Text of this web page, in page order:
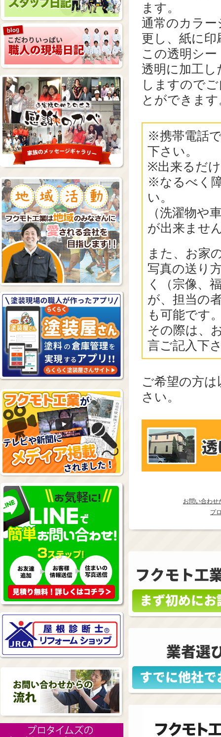
ます。
通常のカラ
更し、紙に
この透明シ
透明に加工
しますので
とができます
※携帯電話
下さい。
※出来るだ
※なるべく
い。
（洗濯物や
が出来ませ
また、お家
写真の送り
く（宗像、
が、担当の
も可能です
その際は、
言ご記入下
ご希望の方
さい。
お問い合わせ
プ